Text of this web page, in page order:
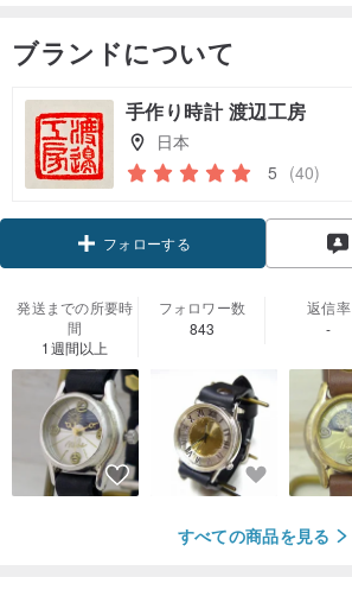
ブランドについて
手作り時計 渡辺工房
日本
5 (40)
フォローする
発送までの所要時
間
1週間以上
フォロワー数
843
返信率
-
すべての商品を見る